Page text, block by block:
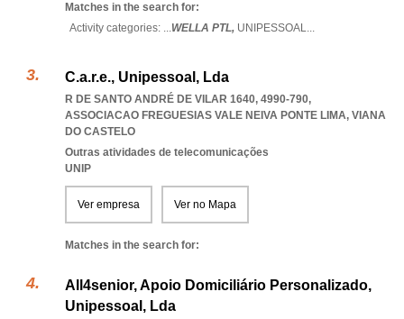
Matches in the search for:
Activity categories: ...WELLA PTL, UNIPESSOAL...
C.a.r.e., Unipessoal, Lda
R DE SANTO ANDRÉ DE VILAR 1640, 4990-790,
ASSOCIACAO FREGUESIAS VALE NEIVA PONTE LIMA, VIANA
DO CASTELO
Outras atividades de telecomunicações
UNIP
Ver empresa Ver no Mapa
Matches in the search for:
All4senior, Apoio Domiciliário Personalizado,
Unipessoal, Lda